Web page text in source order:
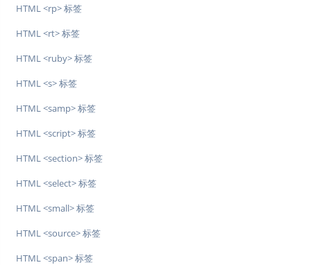
HTML <rp> 标签
HTML <rt> 标签
HTML <ruby> 标签
HTML <s> 标签
HTML <samp> 标签
HTML <script> 标签
HTML <section> 标签
HTML <select> 标签
HTML <small> 标签
HTML <source> 标签
HTML <span> 标签